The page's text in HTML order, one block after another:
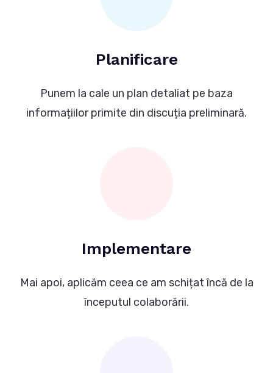
Planificare
Punem la cale un plan detaliat pe baza
informațiilor primite din discuția preliminară.
Implementare
Mai apoi, aplicăm ceea ce am schițat încă de la
începutul colaborării.